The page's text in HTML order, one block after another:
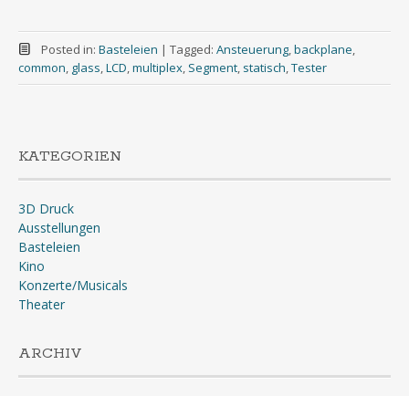
Posted in: Basteleien | Tagged: Ansteuerung,backplane,
common, glass,LCD,multiplex, Segment, statisch,Tester
KATEGORIEN
3D Druck
Ausstellungen
Basteleien
Kino
Konzerte/Musicals
Theater
ARCHIV